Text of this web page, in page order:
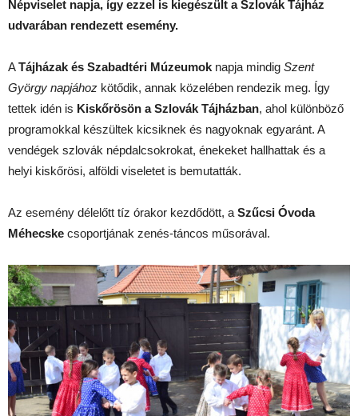
Népviselet napja, így ezzel is kiegészült a Szlovák Tájház
udvarában rendezett esemény.
ATájházak és Szabadtéri Múzeumok napja mindig Szent
György napjához kötődik, annak közelében rendezik meg. Így
tettek idén is Kiskőrösön a Szlovák Tájházban, ahol különböző
programokkal készültek kicsiknek és nagyoknak egyaránt. A
vendégek szlovák népdalcsokrokat, énekeket hallhattak és a
helyi kiskőrösi, alföldi viseletet is bemutatták.
Az esemény délelőtt tíz órakor kezdődött, a Szűcsi Óvoda
Méhecske csoportjának zenés-táncos műsorával.